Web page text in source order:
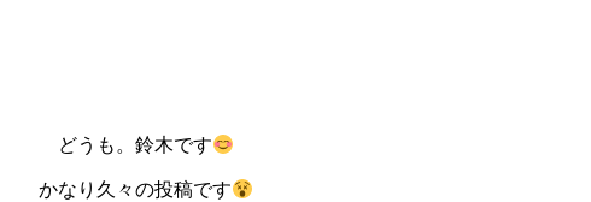
どうも。鈴木です
かなり久々の投稿です